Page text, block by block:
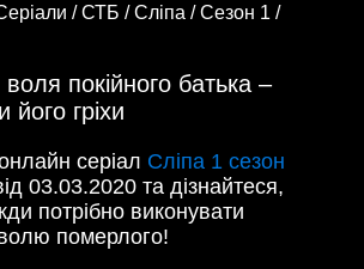
/СТБ /Сліпа /Сезон 1 /
покійного батька –
його гріхи
серіал Сліпа 1 сезон
03.03.2020 та дізнайтеся,
потрібно виконувати
померлого!